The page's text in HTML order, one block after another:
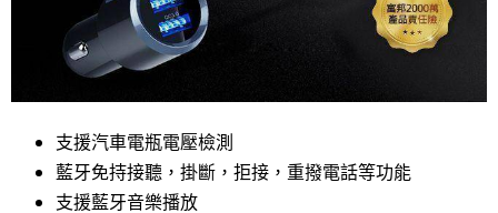
支援汽車電瓶電壓檢測
藍牙免持接聽，掛斷，拒接，重撥電話等功能
支援藍牙音樂播放